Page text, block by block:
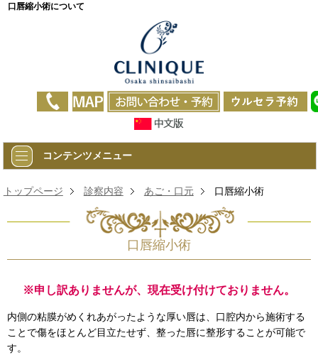
口唇縮小術について
コンテンツメニュー
トップページ 診察内容 あご・口元 口唇縮小術
口唇縮小術
※申し訳ありませんが、現在受け付けておりません。
内側の粘膜がめくれあがったような厚い唇は、口腔内から施術する
ことで傷をほとんど目立たせず、整った唇に整形することが可能で
す。